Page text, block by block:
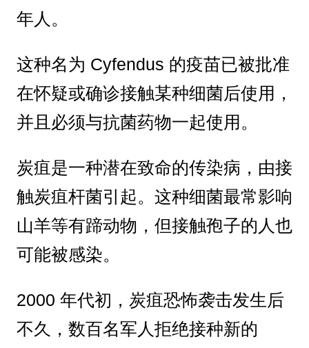
年人。
这种名为 Cyfendus 的疫苗已被批准
在怀疑或确诊接触某种细菌后使用，
并且必须与抗菌药物一起使用。
炭疽是一种潜在致命的传染病，由接
触炭疽杆菌引起。这种细菌最常影响
山羊等有蹄动物，但接触孢子的人也
可能被感染。
2000 年代初，炭疽恐怖袭击发生后
不久，数百名军人拒绝接种新的